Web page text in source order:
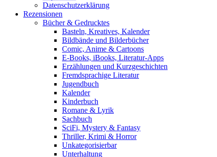
Datenschutzerklärung
Rezensionen
Bücher & Gedrucktes
Basteln, Kreatives, Kalender
Bildbände und Bilderbücher
Comic, Anime & Cartoons
E-Books, iBooks, Literatur-Apps
Erzählungen und Kurzgeschichten
Fremdsprachige Literatur
Jugendbuch
Kalender
Kinderbuch
Romane & Lyrik
Sachbuch
SciFi, Mystery & Fantasy
Thriller, Krimi & Horror
Unkategorisierbar
Unterhaltung